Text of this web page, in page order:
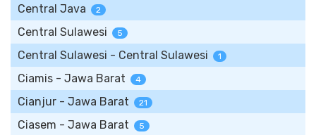
Central Java 2
Central Sulawesi 5
Central Sulawesi - Central Sulawesi 1
Ciamis - Jawa Barat 4
Cianjur - Jawa Barat 21
Ciasem - Jawa Barat 5